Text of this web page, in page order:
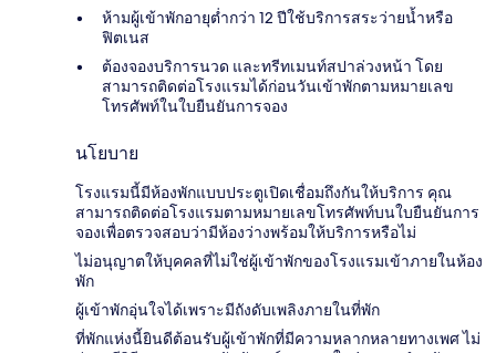
ห้ามผู้เข้าพักอายุต่ำกว่า 12 ปีใช้บริการสระว่ายน้ำหรือ
ฟิตเนส
ต้องจองบริการนวด และทรีทเมนท์สปาล่วงหน้า โดย
สามารถติดต่อโรงแรมได้ก่อนวันเข้าพักตามหมายเลข
โทรศัพท์ในใบยืนยันการจอง
นโยบาย
โรงแรมนี้มีห้องพักแบบประตูเปิดเชื่อมถึงกันให้บริการ คุณ
สามารถติดต่อโรงแรมตามหมายเลขโทรศัพท์บนใบยืนยันการ
จองเพื่อตรวจสอบว่ามีห้องว่างพร้อมให้บริการหรือไม่
ไม่อนุญาตให้บุคคลที่ไม่ใช่ผู้เข้าพักของโรงแรมเข้าภายในห้อง
พัก
ผู้เข้าพักอุ่นใจได้เพราะมีถังดับเพลิงภายในที่พัก
ที่พักแห่งนี้ยินดีต้อนรับผู้เข้าพักที่มีความหลากหลายทางเพศ ไม่